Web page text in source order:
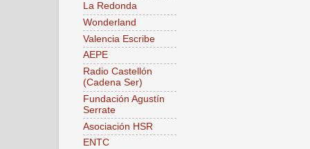
La Redonda
Wonderland
Valencia Escribe
AEPE
Radio Castellón
(Cadena Ser)
Fundación Agustín
Serrate
Asociación HSR
ENTC